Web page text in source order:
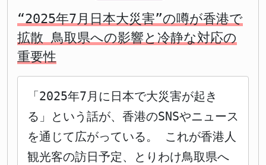
“2025年7月日本大災害”の噂が香港で
拡散 鳥取県への影響と冷静な対応の
重要性
「2025年7月に日本で大災害が起き
る」という話が、香港のSNSやニュース
を通じて広がっている。 これが香港人
観光客の訪日予定、とりわけ鳥取県へ